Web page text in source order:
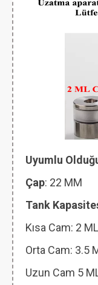
Uyumlu
Çap: 22 MM
Tank
Kısa Cam: 2 ML
Orta Cam: 3.5
Uzun Cam 5